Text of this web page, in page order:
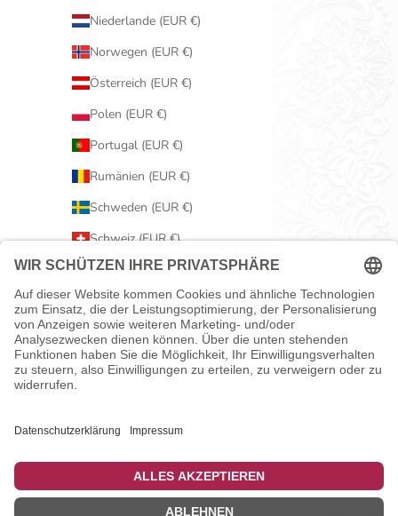
Niederlande (EUR €)
Norwegen (EUR €)
Österreich (EUR €)
Polen (EUR €)
Portugal (EUR €)
Rumänien (EUR €)
Schweden (EUR €)
Schweiz (EUR €)
Serbien (EUR €)
Slowakei (EUR €)
Slowenien (EUR €)
Spanien (EUR €)
Ungarn (EUR €)
Zypern (EUR €)